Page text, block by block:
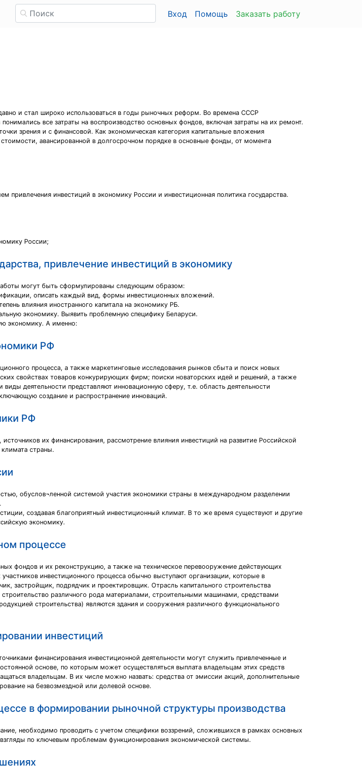
Вход Помощь Заказать работу
и стал широко использоваться в годы рыночных реформ. Во времена СССР
все затраты на воспроизводство основных фондов, включая затраты на их ремонт.
зрения и с финансовой. Как экономическая категория капитальные вложения
авансированной в долгосрочном порядке в основные фонды, от момента
инвестиций в экономику России и инвестиционная политика государства.
России;
привлечение инвестиций в экономику
могут быть сформулированы следующим образом:
описать каждый вид, формы инвестиционных вложений.
влияния иностранного капитала на экономику РБ.
экономику. Выявить проблемную специфику Беларуси.
экономику. А именно:
РФ
процесса, а также маркетинговые исследования рынков сбыта и поиск новых
свойствах товаров конкурирующих фирм; поиски новаторских идей и решений, а также
деятельности представляют инновационную сферу, т.е. область деятельности
создание и распространение инноваций.
РФ
их финансирования, рассмотрение влияния инвестиций на развитие Российской
страны.
обуслов¬ленной системой участия экономики страны в международном разделении
создавая благоприятный инвестиционный климат. В то же время существуют и другие
экономику.
процессе
фондов и их реконструкцию, а также на техническое перевооружение действующих
инвестиционного процесса обычно выступают организации, которые в
застройщик, подрядчик и проектировщик. Отрасль капитального строительства
различного рода материалами, строительными машинами, средствами
строительства) являются здания и сооружения различного функционального
инвестиций
финансирования инвестиционной деятельности могут служить привлеченные и
основе, по которым может осуществляться выплата владельцам этих средств
владельцам. В их числе можно назвать: средства от эмиссии акций, дополнительные
на безвозмездной или долевой основе.
в формировании рыночной структуры производства
необходимо проводить с учетом специфики воззрений, сложившихся в рамках основных
по ключевым проблемам функционирования экономической системы.